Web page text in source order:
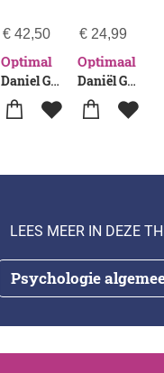
€42,50
Optimal
Daniel Goleman-Cary Cherniss
€ 24,99
Optimaal
Daniël Goleman-Cary Cherniss
Psychologie
LEES MEER IN DEZE